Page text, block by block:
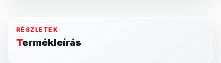
RÉSZLETEK
Termékleírás